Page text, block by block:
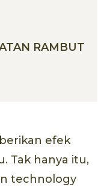
RAMBUT
efek
Tak hanya itu,
technology